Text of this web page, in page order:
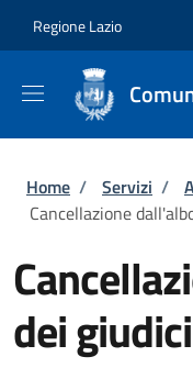
Regione Lazio
Briciole di
Home / Servizi /
Cancellazione
dei